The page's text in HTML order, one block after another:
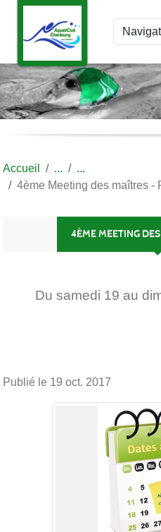
Accueil
4ème Meeting des maîtres -
4ÈME MEETING
Du samedi 19 au
Publié le 19 oct. 2017
Panneau de gestion des cookies